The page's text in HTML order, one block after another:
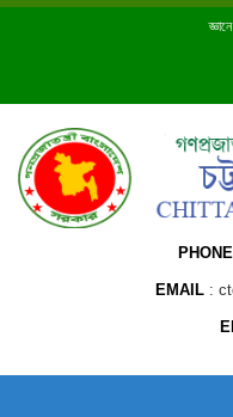
Skip
PHONE
EMAIL